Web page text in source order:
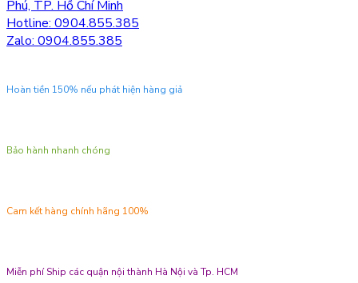
Phú, TP. Hồ Chí Minh
Hotline: 0904.855.385
Zalo: 0904.855.385
Hoàn tiền 150% nếu phát hiện hàng giả
Bảo hành nhanh chóng
Cam kết hàng chính hãng 100%
Miễn phí Ship các quận nội thành Hà Nội và Tp. HCM